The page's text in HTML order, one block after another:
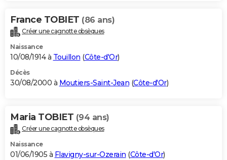
France TOBIET (86 ans)
Créer une cagnotte obsèques
Naissance
10/08/1914 à Touillon (Côte-d'Or)
Décès
30/08/2000 à Moutiers-Saint-Jean (Côte-d'Or)
Maria TOBIET (94 ans)
Créer une cagnotte obsèques
Naissance
01/06/1905 à Flavigny-sur-Ozerain (Côte-d'Or)